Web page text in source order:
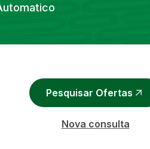
Pesquisar Ofertas
Nova consulta